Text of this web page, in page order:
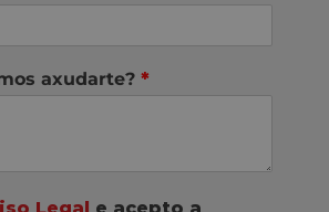
axudarte? *
Legal e acepto a